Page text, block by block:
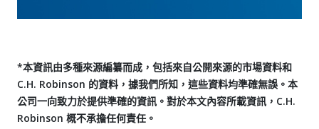
*本資訊由多種來源編纂而成，包括來自公開來源的市場資料和
C.H. Robinson 的資料，據我們所知，這些資料均準確無誤。本
公司一向致力於提供準確的資訊。對於本文內容所載資訊，C.H.
Robinson 概不承擔任何責任。